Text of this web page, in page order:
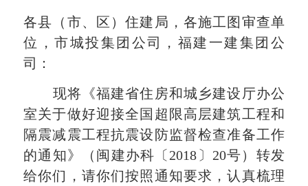
各县（市、区）住建局，各施工图审查单
位，市城投集团公司，福建一建集团公
司：
现将《福建省住房和城乡建设厅办公
室关于做好迎接全国超限高层建筑工程和
隔震减震工程抗震设防监督检查准备工作
的通知》（闽建办科〔2018〕20号）转发
给你们，请你们按照通知要求，认真梳理